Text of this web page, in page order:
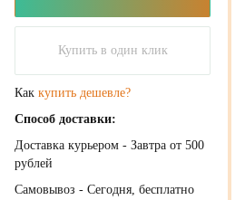
Купить в один клик
Как купить дешевле?
Способ доставки:
Доставка курьером - Завтра от 500
рублей
Самовывоз - Сегодня, бесплатно